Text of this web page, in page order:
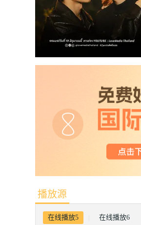
播放源
在线播放5 在线播放6